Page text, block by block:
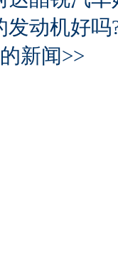
发动机好吗
新闻>>